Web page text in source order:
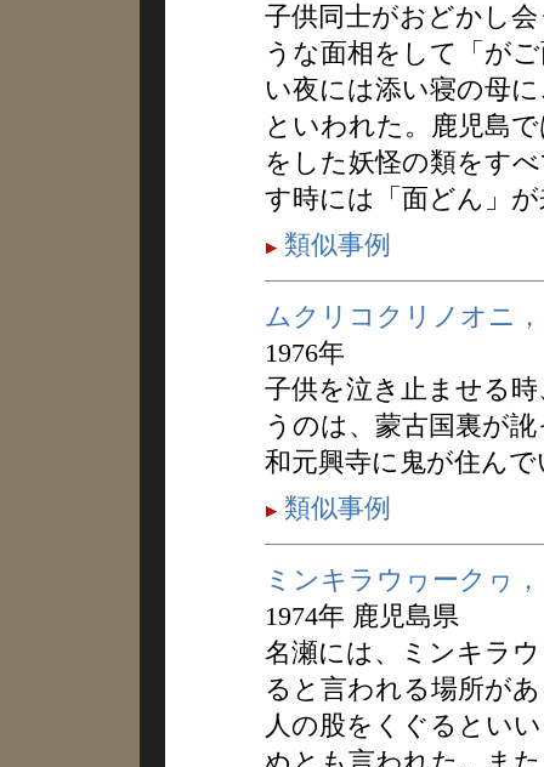
子供同士がおどかし
うな面相をして「が
い夜には添い寝の母
といわれた。鹿児島
をした妖怪の類をす
す時には「面どん」
類似事例
ムクリコクリノオニ
1976年
子供を泣き止ませる
うのは、蒙古国裏が
和元興寺に鬼が住ん
類似事例
ミンキラウヮークヮ
1974年 鹿児島県
名瀬には、ミンキラ
ると言われる場所が
人の股をくぐるとい